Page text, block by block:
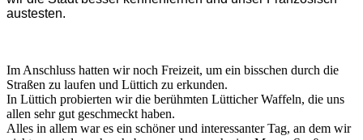
austesten.
Im Anschluss hatten wir noch Freizeit, um ein bisschen durch die
Straßen zu laufen und Lüttich zu erkunden.
In Lüttich probierten wir die berühmten Lütticher Waffeln, die uns
allen sehr gut geschmeckt haben.
Alles in allem war es ein schöner und interessanter Tag, an dem wir